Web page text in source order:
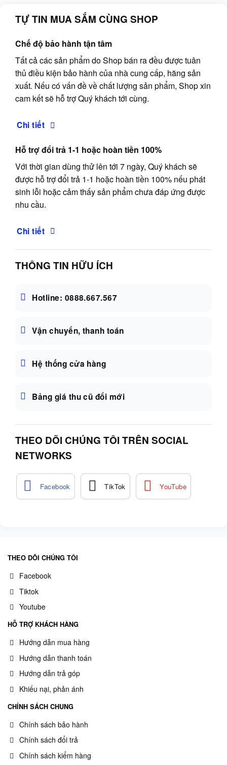
TỰ TIN MUA SẮM CÙNG SHOP
Chế độ bảo hành tận tâm
Tất cả các sản phẩm do Shop bán ra đều được tuân
thủ điều kiện bảo hành của nhà cung cấp, hãng sản
xuất. Nếu có vấn đề về chất lượng sản phẩm, Shop xin
cam kết sẽ hỗ trợ Quý khách tới cùng.
Chi tiết
Hỗ trợ đổi trả 1-1 hoặc hoàn tiền 100%
Với thời gian dùng thử lên tới 7 ngày, Quý khách sẽ
được hỗ trợ đổi trả 1-1 hoặc hoàn tiền 100% nếu phát
sinh lỗi hoặc cảm thấy sản phẩm chưa đáp ứng được
nhu cầu.
Chi tiết
THÔNG TIN HỮU ÍCH
Hotline: 0888.667.567
Vận chuyển, thanh toán
Hệ thống cửa hàng
Bảng giá thu cũ đổi mới
THEO DÕI CHÚNG TÔI TRÊN SOCIAL
NETWORKS
THEO DÕI CHÚNG TÔI
Facebook
Tiktok
Youtube
HỖ TRỢ KHÁCH HÀNG
Hướng dẫn mua hàng
Hướng dẫn thanh toán
Hướng dẫn trả góp
Khiếu nại, phản ánh
CHÍNH SÁCH CHUNG
Chính sách bảo hành
Chính sách đổi trả
Chính sách kiểm hàng